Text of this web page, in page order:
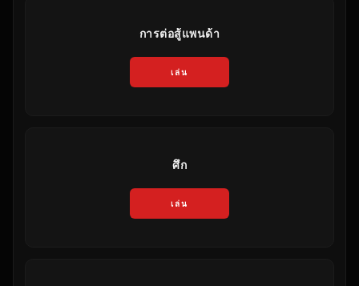
การต่อสู้แพนด้า
เล่น
ศึก
เล่น